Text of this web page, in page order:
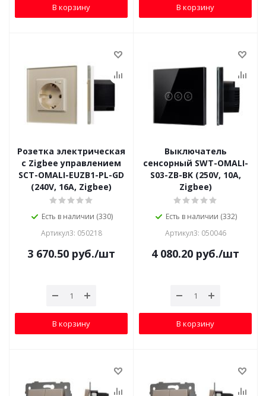
В корзину В корзину
Розетка электрическая
с Zigbee управлением
SCT-OMALI-EUZB1-PL-GD
(240V, 16A, Zigbee)
Есть в наличии (330)
Артикул3: 050218
3 670.50 руб./шт
В корзину
Выключатель
сенсорный SWT-OMALI-
S03-ZB-BK (250V, 10A,
Zigbee)
Есть в наличии (332)
Артикул3: 050046
4 080.20 руб./шт
В корзину